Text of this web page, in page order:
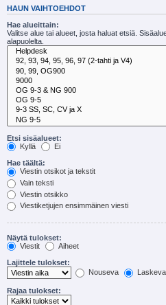
HAUN VAIHTOEHDOT
Hae alueittain:
Valitse alue tai alueet, josta haluat etsiä.
alapuolelta.
Etsi sisäalueet:
Kyllä
Ei
Hae täältä:
Viestin otsikot ja tekstit
Vain teksti
Viestin otsikko
Viestiketjujen ensimmäinen viesti
Näytä tulokset:
Viestit
Aiheet
Lajittele tulokset:
Nouseva
Laskeva
Rajaa tulokset: